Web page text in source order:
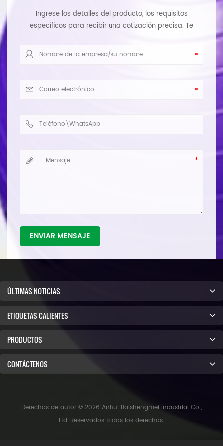
Ingrese los detalles del producto, los requisitos
específicos para recibir una cotización precisa. Te
ENVIAR MENSAJE
ÚLTIMAS NOTICIAS
ETIQUETAS CALIENTES
PRODUCTOS
CONTÁCTENOS
Derechos de autor © 2026 Anhui Baishengmei Industrial Co.,
Ltd..Reservados todos los derechos.